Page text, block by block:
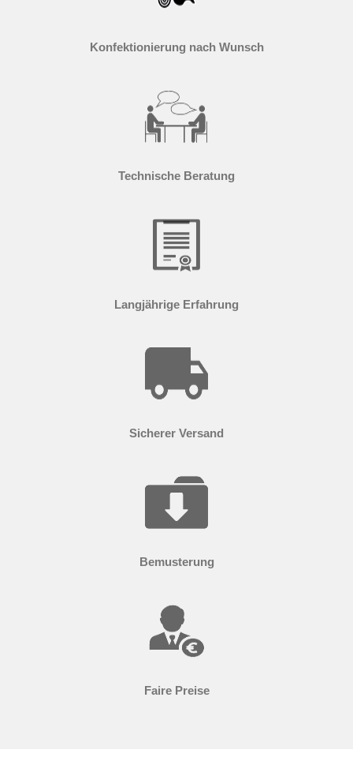
Konfektionierung nach Wunsch
Technische Beratung
Langjährige Erfahrung
Sicherer Versand
Bemusterung
Faire Preise